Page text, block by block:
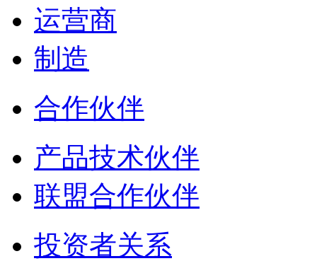
运营商
制造
合作伙伴
产品技术伙伴
联盟合作伙伴
投资者关系